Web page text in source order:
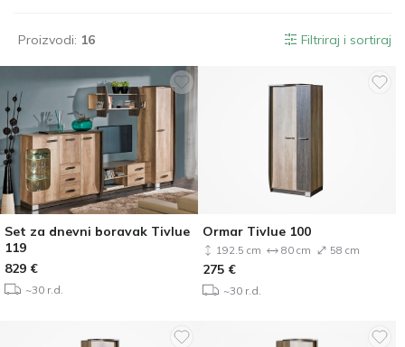
Proizvodi: 16 Filtriraj i sortiraj
Set za dnevni boravak Tivlue
119
829 €
~30 r.d.
Ormar Tivlue 100
192.5 cm 80 cm 58 cm
275 €
~30 r.d.